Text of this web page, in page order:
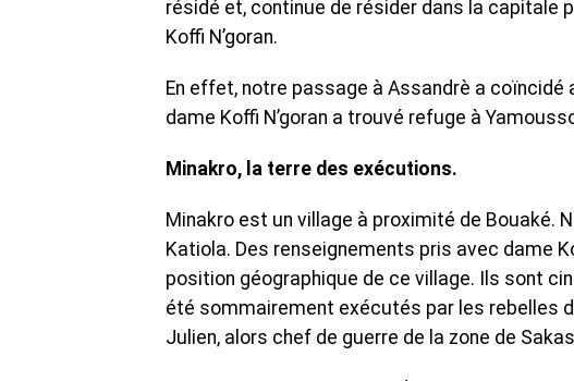
résidé et, continue de résider dans la capitale
Koffi N’goran.
En effet, notre passage à Assandrè a
dame Koffi N’goran a trouvé refuge à
Minakro, la terre des exécutions.
Minakro est un village à proximité de Bouaké.
Katiola. Des renseignements pris avec dame
position géographique de ce village. Ils sont
été sommairement exécutés par les rebelles
Julien, alors chef de guerre de la zone de